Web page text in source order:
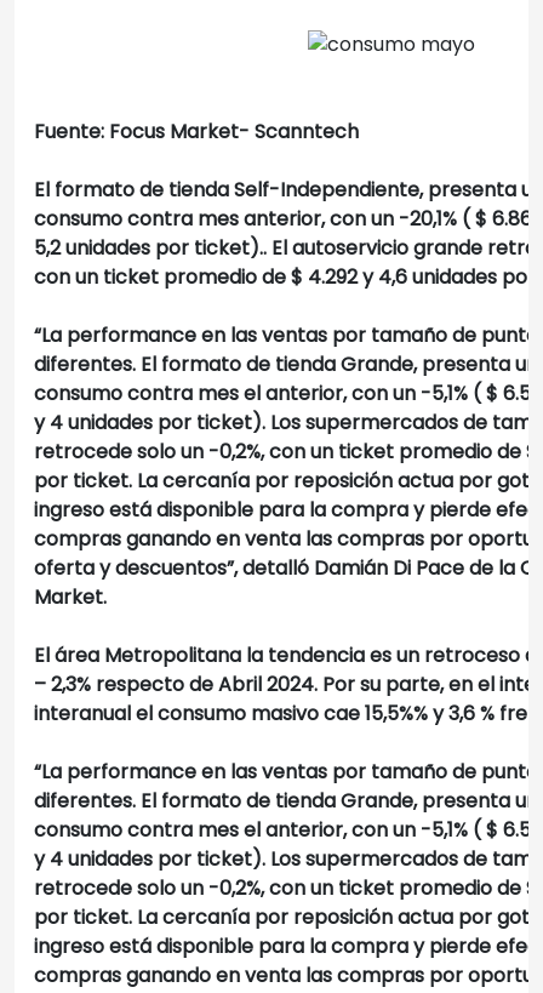
Fuente: Focus Market- Scanntech
El formato de tienda Self-Independiente, presenta
consumo contra mes anterior, con un -20,1% ( $
5,2 unidades por ticket).. El autoservicio grande
con un ticket promedio de $ 4.292 y 4,6 unidades
“La performance en las ventas por tamaño de
diferentes. El formato de tienda Grande, presenta
consumo contra mes el anterior, con un -5,1% ( $
y 4 unidades por ticket). Los supermercados de
retrocede solo un -0,2%, con un ticket promedio de $
por ticket. La cercanía por reposición actua por
ingreso está disponible para la compra y pierde
compras ganando en venta las compras por
oferta y descuentos”, detalló Damián Di Pace de la
Market.
El área Metropolitana la tendencia es un retroceso
– 2,3% respecto de Abril 2024. Por su parte, en el
interanual el consumo masivo cae 15,5%% y 3,6 %
“La performance en las ventas por tamaño de
diferentes. El formato de tienda Grande, presenta
consumo contra mes el anterior, con un -5,1% ( $
y 4 unidades por ticket). Los supermercados de
retrocede solo un -0,2%, con un ticket promedio de $
por ticket. La cercanía por reposición actua por
ingreso está disponible para la compra y pierde
compras ganando en venta las compras por